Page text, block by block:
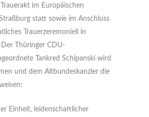
im Europäischen
statt sowie im Anschluss
Trauerzeremoniell in
Thüringer CDU-
Tankred Schipanski wird
und dem Altbundeskanzler die
Einheit, leidenschaftlicher